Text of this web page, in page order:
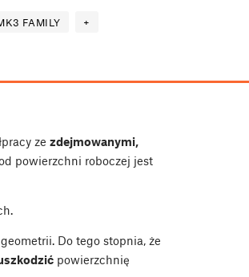
FAMILY +
ze zdejmowanymi,
powierzchni roboczej jest
Do tego stopnia, że
powierzchnię